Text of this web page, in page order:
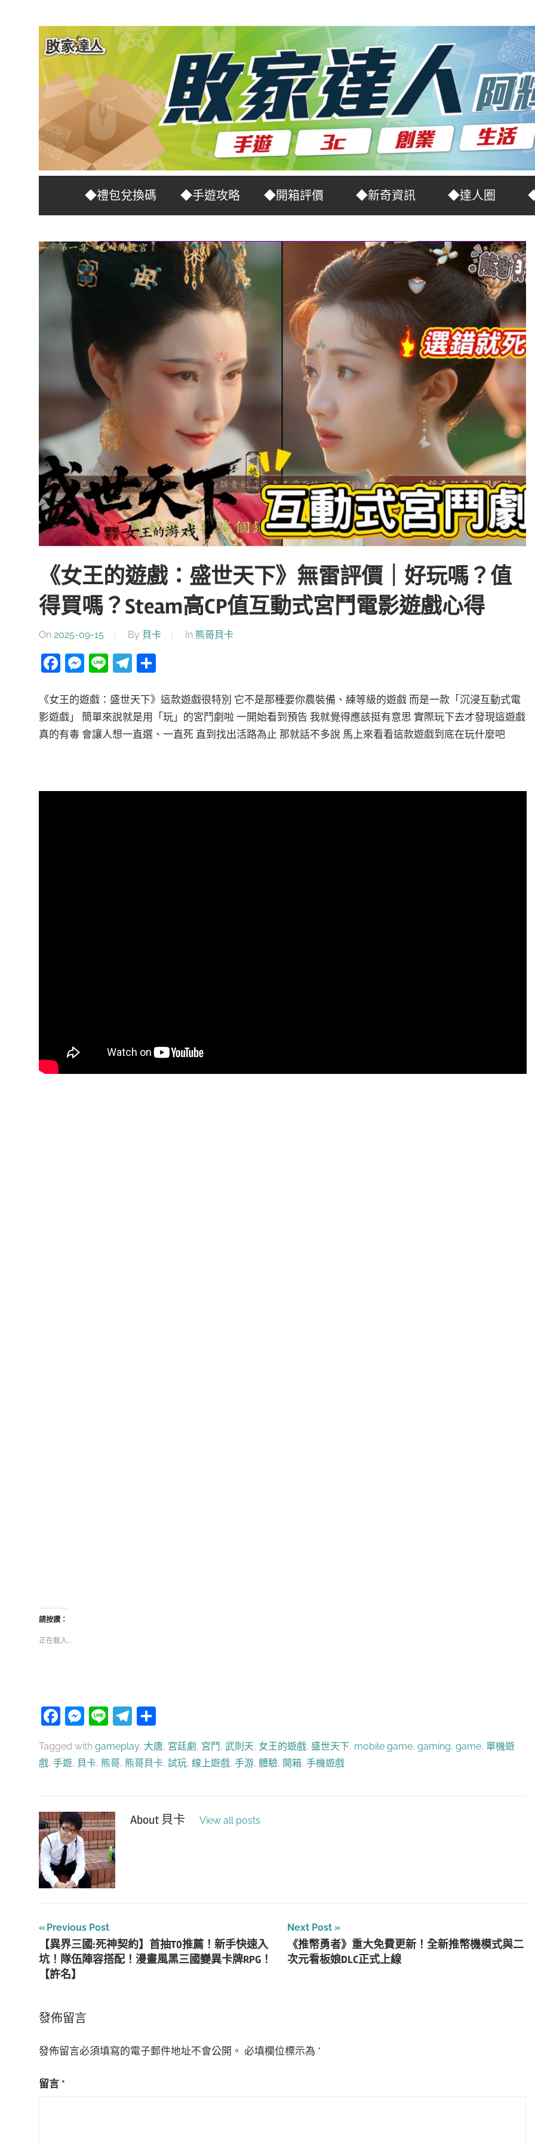
家
達
人
薦
No.1
戲
◆禮包兌換碼 ◆手遊攻略 ◆開箱評價 ◆新奇資訊 ◆達人圈
《女王的遊戲：盛世天下》無雷評價｜好玩嗎？值
得買嗎？Steam高CP值互動式宮鬥電影遊戲心得
On 2025-09-15 By 貝卡 In 熊哥貝卡
Facebook
Messenger
LineTelegram
分
《女王的遊戲：盛世天下》這款遊戲很特別 它不是那種要你農裝備、練等級的遊戲 而是一款「沉浸互動式電
影遊戲」 簡單來說就是用「玩」的宮鬥劇啦 一開始看到預告 我就覺得應該挺有意思 實際玩下去才發現這遊戲
真的有毒 會讓人想一直選、一直死 直到找出活路為止 那就話不多說 馬上來看看這款遊戲到底在玩什麼吧
請按讚：
正在載入...
Facebook
Messenger
LineTelegram
分
Tagged with gameplay, 大唐, 宮廷劇 , 宮鬥 , 武則天, 女王的遊戲, 盛世天下, mobile game, gaming, game, 單機遊
戲, 手遊, 貝卡, 熊哥, 熊哥貝卡, 試玩, 線上遊戲, 手游, 體驗, 開箱, 手機遊戲
About 貝卡 View all posts
文
章
導
Previous Post
【異界三國:死神契約】首抽T0推薦！新手快速入
坑！隊伍陣容搭配！漫畫風黑三國變異卡牌RPG！
【許名】
Next Post
《推幣勇者》重大免費更新！全新推幣機模式與二
次元看板娘DLC正式上線
發佈留言
發佈留言必須填寫的電子郵件地址不會公開。 必填欄位標示為 *
留言 *